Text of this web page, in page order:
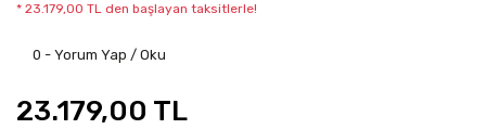
* 23.179,00 TL den başlayan taksitlerle!
0 - Yorum Yap / Oku
23.179,00 TL